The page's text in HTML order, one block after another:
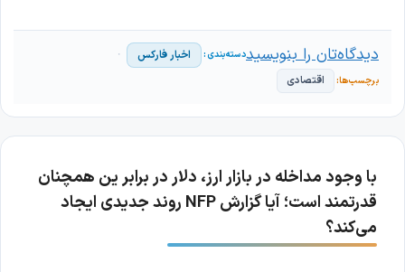
اخبار فارکس
اقتصادی
دیدگاه‌تان را بنویسید
با وجود مداخله در بازار ارز، دلار در برابر ین همچنان
قدرتمند است؛ آیا گزارش NFP روند جدیدی ایجاد
می‌کند؟